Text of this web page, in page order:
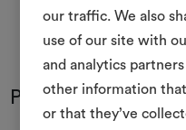
our traffic. We also
use of our site with
and analytics
other information
or that they’ve
Potrebbe